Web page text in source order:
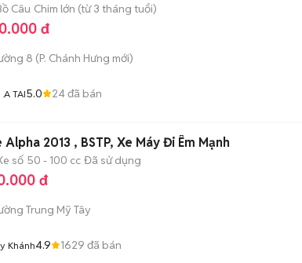
Câu Chim lớn (từ 3 tháng tuổi)
đ
8 (P. Chánh Hưng mới)
TAI5.0 24đã bán
Alpha 2013 , BSTP, Xe Máy Đi Êm Mạnh
số 50 - 100 cc Đã sử dụng
đ
Trung Mỹ Tây
Khánh4.9 1629 đã bán